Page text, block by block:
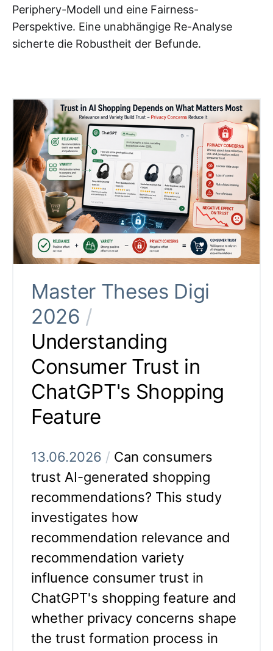
Periphery-Modell und eine Fairness-
Perspektive. Eine unabhängige Re-Analyse
sicherte die Robustheit der Befunde.
Master Theses Digi
2026 /
Understanding
Consumer Trust in
ChatGPT's Shopping
Feature
13.06.2026 / Can consumers
trust AI-generated shopping
recommendations? This study
investigates how
recommendation relevance and
recommendation variety
influence consumer trust in
ChatGPT's shopping feature and
whether privacy concerns shape
the trust formation process in